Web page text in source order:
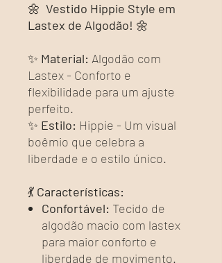
🌼 Vestido Hippie Style em
Lastex de Algodão! 🌼
✨ Material: Algodão com
Lastex - Conforto e
flexibilidade para um ajuste
perfeito.
✨ Estilo: Hippie - Um visual
boêmio que celebra a
liberdade e o estilo único.
💃 Características:
Confortável: Tecido de
algodão macio com lastex
para maior conforto e
liberdade de movimento.